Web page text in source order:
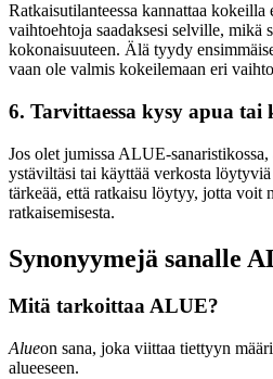
Ratkaisutilanteessa kannattaa
vaihtoehtoja saadaksesi selville, mikä
kokonaisuuteen. Älä tyydy
vaan ole valmis kokeilemaan eri
6. Tarvittaessa kysy apua
Jos olet jumissa ALUE-
ystäviltäsi tai käyttää verkosta
tärkeää, että ratkaisu löytyy, jotta voit
ratkaisemisesta.
Synonyymejä sanalle
Mitä tarkoittaa ALUE?
Alueon sana, joka viittaa tiettyyn
alueeseen.